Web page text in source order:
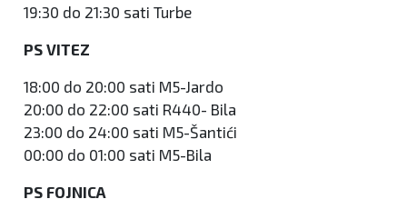
19:30 do 21:30 sati Turbe
PS VITEZ
18:00 do 20:00 sati M5-Jardo
20:00 do 22:00 sati R440- Bila
23:00 do 24:00 sati M5-Šantići
00:00 do 01:00 sati M5-Bila
PS FOJNICA